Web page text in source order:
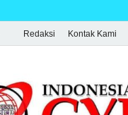
Redaksi Kontak Kami